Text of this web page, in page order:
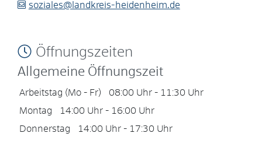
soziales@landkreis-heidenheim.de
Öffnungszeiten
Allgemeine Öffnungszeit
Arbeitstag (Mo - Fr) 08:00 Uhr - 11:30 Uhr
Montag
14:00 Uhr - 16:00 Uhr
Donnerstag
14:00 Uhr - 17:30 Uhr